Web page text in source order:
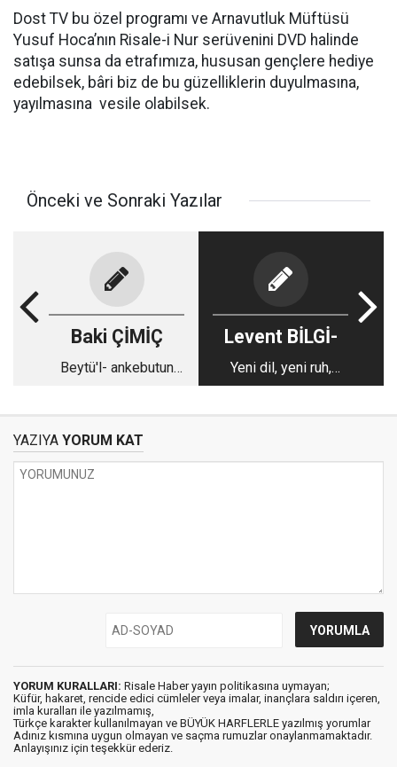
Dost TV bu özel programı ve Arnavutluk Müftüsü
Yusuf Hoca’nın Risale-i Nur serüvenini DVD halinde
satışa sunsa da etrafımıza, hususan gençlere hediye
edebilsek, bâri biz de bu güzelliklerin duyulmasına,
yayılmasına vesile olabilsek.
Önceki ve Sonraki Yazılar
Baki ÇİMİÇ
Beytü'l- ankebutun
Levent BİLGİ-
Yeni dil, yeni ruh,
sonsuz ihtiyaç
YAZIYA YORUM KAT
YORUM KURALLARI: Risale Haber yayın politikasına uymayan;
Küfür, hakaret, rencide edici cümleler veya imalar, inançlara saldırı içeren,
imla kuralları ile yazılmamış,
Türkçe karakter kullanılmayan ve BÜYÜK HARFLERLE yazılmış yorumlar
Adınız kısmına uygun olmayan ve saçma rumuzlar onaylanmamaktadır.
Anlayışınız için teşekkür ederiz.